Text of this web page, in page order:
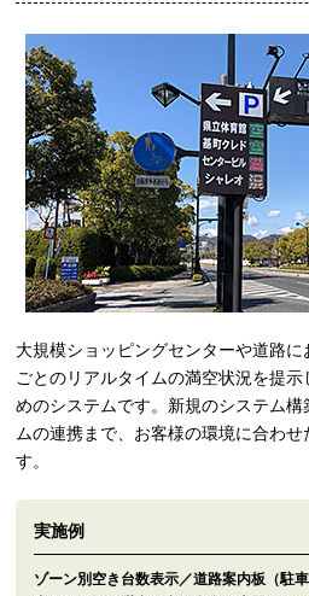
大規模ショッピングセンターや道路
ごとのリアルタイムの満空状況を提
めのシステムです。新規のシステム
ムの連携まで、お客様の環境に合わ
す。
実施例
ゾーン別空き台数表示／道路案内板（駐